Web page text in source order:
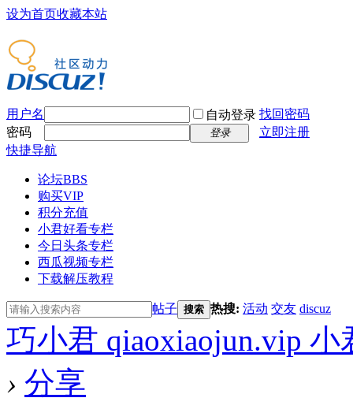
设为首页收藏本站
用户名 自动登录 找回密码
密码
登录
立即注册
快捷导航
论坛BBS
购买VIP
积分充值
小君好看专栏
今日头条专栏
西瓜视频专栏
下载解压教程
帖子 搜索 热搜: 活动 交友 discuz
巧小君 qiaoxiaojun.vip
› 分享